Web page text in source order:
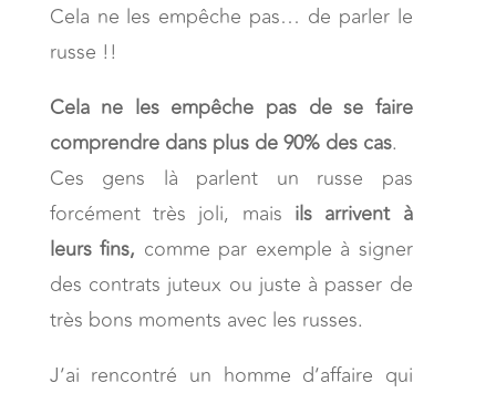
Cela ne les empêche pas… de parler le
russe !!
Cela ne les empêche pas de se faire
comprendre dans plus de 90% des cas.
Ces gens là parlent un russe pas
forcément très joli, mais ils arrivent à
leurs fins, comme par exemple à signer
des contrats juteux ou juste à passer de
très bons moments avec les russes.
J’ai rencontré un homme d’affaire qui